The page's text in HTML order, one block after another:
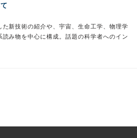
新技術の紹介や、宇宙、生命工学、物理学
み物を中心に構成。話題の科学者へのイン